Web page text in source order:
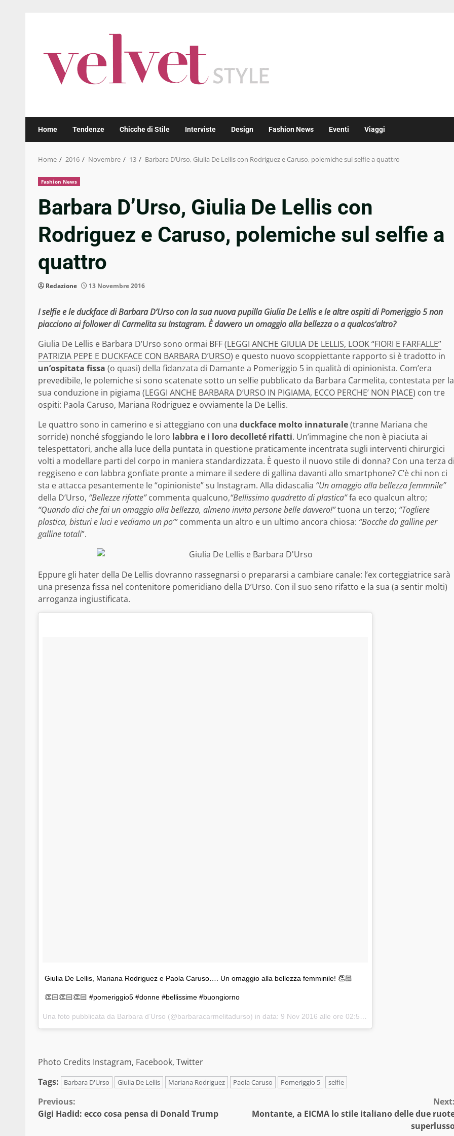
Home Tendenze Chicche di Stile Interviste Design Fashion News Eventi Viaggi
Home 2016 Novembre 13 Barbara D’Urso, Giulia De Lellis con Rodriguez e Caruso, polemiche sul selfie a quattro
Fashion News
Barbara D’Urso, Giulia De Lellis con
Rodriguez e Caruso, polemiche sul selfie a
quattro
Redazione 13 Novembre 2016
I selfie e le duckface di Barbara D’Urso con la sua nuova pupilla Giulia De Lellis e le altre ospiti di Pomeriggio 5 non
piacciono ai follower di Carmelita su Instagram. È davvero un omaggio alla bellezza o a qualcos’altro?
Giulia De Lellis e Barbara D’Urso sono ormai BFF (LEGGI ANCHE GIULIA DE LELLIS, LOOK “FIORI E FARFALLE”
PATRIZIA PEPE E DUCKFACE CON BARBARA D’URSO) e questo nuovo scoppiettante rapporto si è tradotto in
un’ospitata fissa (o quasi) della fidanzata di Damante a Pomeriggio 5 in qualità di opinionista. Com’era
prevedibile, le polemiche si sono scatenate sotto un selfie pubblicato da Barbara Carmelita, contestata per la
sua conduzione in pigiama (LEGGI ANCHE BARBARA D’URSO IN PIGIAMA, ECCO PERCHE’ NON PIACE) con tre
ospiti: Paola Caruso, Mariana Rodriguez e ovviamente la De Lellis.
Le quattro sono in camerino e si atteggiano con una duckface molto innaturale(tranne Mariana che
sorride) nonché sfoggiando le loro labbra e i loro decolleté rifatti. Un’immagine che non è piaciuta ai
telespettatori, anche alla luce della puntata in questione praticamente incentrata sugli interventi chirurgici
volti a modellare parti del corpo in maniera standardizzata. È questo il nuovo stile di donna? Con una terza
reggiseno e con labbra gonfiate pronte a mimare il sedere di gallina davanti allo smartphone? C’è chi non ci
sta e attacca pesantemente le “opinioniste” su Instagram. Alla didascalia “Un omaggio alla bellezza femmnile”
della D’Urso, “Bellezze rifatte”commenta qualcuno,“Bellissimo quadretto di plastica”fa eco qualcun altro;
“Quando dici che fai un omaggio alla bellezza, almeno invita persone belle davvero!”tuona un terzo; “Togliere
plastica, bisturi e luci e vediamo un po’”commenta un altro e un ultimo ancora chiosa: “Bocche da galline per
galline totali”.
Eppure gli hater della De Lellis dovranno rassegnarsi o prepararsi a cambiare canale: l’ex corteggiatrice sarà
una presenza fissa nel contenitore pomeridiano della D’Urso. Con il suo seno rifatto e la sua (a sentir molti)
arroganza ingiustificata.
Giulia De Lellis, Mariana Rodriguez e Paola Caruso…. Un omaggio alla bellezza femminile! 👏🏻
👏🏻👏🏻👏🏻 #pomeriggio5 #donne #bellissime #buongiorno
Una foto pubblicata da Barbara d’Urso (@barbaracarmelitadurso) in data: 9 Nov 2016 alle ore 02:59 PST
Photo Credits Instagram, Facebook, Twitter
Tags:
Barbara D'Urso Giulia De Lellis Mariana Rodriguez Paola Caruso Pomeriggio 5 selfie
Continue
Reading
Previous:
Gigi Hadid: ecco cosa pensa di Donald Trump
Montante, a EICMA lo stile italiano delle due